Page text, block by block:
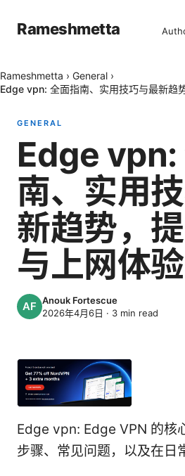
Rameshmetta
Rameshmetta › General ›
Edge vpn: 全面指南、实用技巧与最新趋
GENERAL
Edge vpn:
南、实用
新趋势，
与上网体验
Anouk Fortescue
2026年4月6日 · 3 min read
Edge vpn: Edge VPN 的核
步骤、常见问题，以及在日